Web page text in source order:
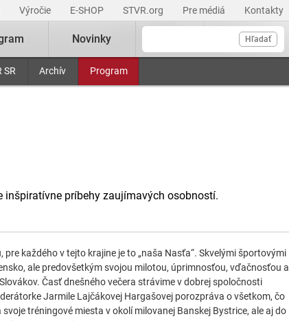
Výročie E-SHOP STVR.org Pre médiá Kontakty
Hľadať
SR Archív Program
Novinky
príbehy zaujímavých osobností.
každého v tejto krajine je to „naša Nasťa“. Skvelými športovými
ale predovšetkým svojou milotou, úprimnosťou, vďačnosťou a
Časť dnešného večera strávime v dobrej spoločnosti
Jarmile Lajčákovej Hargašovej porozpráva o všetkom, čo
tréningové miesta v okolí milovanej Banskej Bystrice, ale aj do